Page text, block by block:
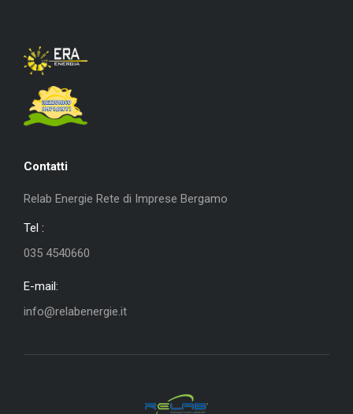
Contatti
Relab Energie Rete di Imprese Bergamo
Tel :
035 4540660
E-mail:
info@relabenergie.it